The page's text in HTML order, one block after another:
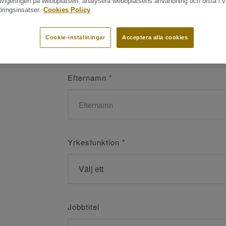
Namn
Efternamn *
Yrkesfunktion *
Jobbtitel
Cookies Policy
Acceptera alla cookies
Cookie-inställningar